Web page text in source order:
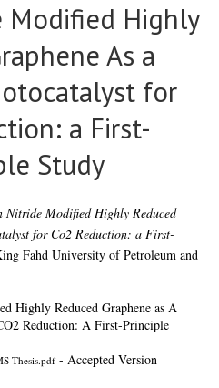
Modified Highly
As a
for
a First-
Study
Nitride Modified Highly Reduced
for Co2 Reduction: a First-
Fahd University of Petroleum and
Highly Reduced Graphene as A
Reduction: A First-Principle
Thesis.pdf - Accepted Version